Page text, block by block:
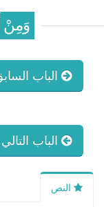
وَمِنْ
الباب
الباب التالي
النص